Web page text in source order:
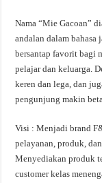
Nama “Mie Gacoan”
andalan dalam
bersantap favorit bagi
pelajar dan keluarga.
keren dan lega, dan
pengunjung makin
Visi : Menjadi brand
pelayanan, produk,
Menyediakan produk
customer kelas